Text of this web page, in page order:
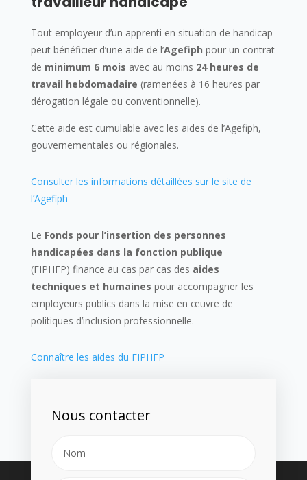
Tout employeur d’un apprenti en situation de handicap
peut bénéficier d’une aide de l’Agefiph pour un contrat
de minimum 6 mois avec au moins 24 heures de
travail hebdomadaire (ramenées à 16 heures par
dérogation légale ou conventionnelle).
Cette aide est cumulable avec les aides de l’Agefiph,
gouvernementales ou régionales.
Consulter les informations détaillées sur le site de
l’Agefiph
Le Fonds pour l’insertion des personnes
handicapées dans la fonction publique
(FIPHFP) finance au cas par cas des aides
techniques et humaines pour accompagner les
employeurs publics dans la mise en œuvre de
politiques d’inclusion professionnelle.
Connaître les aides du FIPHFP
Nous contacter